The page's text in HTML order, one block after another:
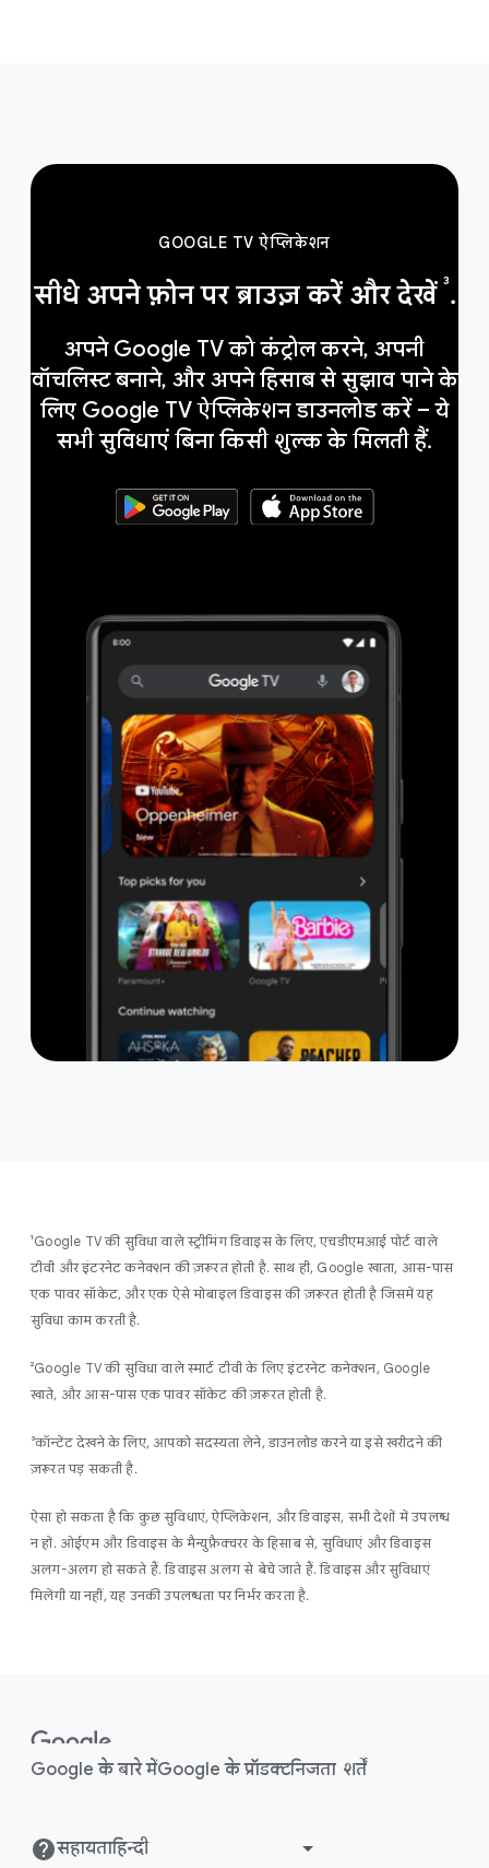
GOOGLE TV ऐप्लिकेशन
सीधे अपने फ़ोन पर ब्राउज़ करें और देखें 3.
अपने Google TV को कंट्रोल करने, अपनी
वॉचलिस्ट बनाने, और अपने हिसाब से सुझाव पाने के
लिए Google TV ऐप्लिकेशन डाउनलोड करें – ये
सभी सुविधाएं बिना किसी शुल्क के मिलती हैं.
¹Google TV की सुविधा वाले स्ट्रीमिंग डिवाइस के लिए, एचडीएमआई पोर्ट वाले
टीवी और इंटरनेट कनेक्शन की ज़रूरत होती है. साथ ही, Google खाता, आस-पास
एक पावर सॉकेट, और एक ऐसे मोबाइल डिवाइस की ज़रूरत होती है जिसमें यह
सुविधा काम करती है.
²Google TV की सुविधा वाले स्मार्ट टीवी के लिए इंटरनेट कनेक्शन, Google
खाते, और आस-पास एक पावर सॉकेट की ज़रूरत होती है.
³कॉन्टेंट देखने के लिए, आपको सदस्यता लेने, डाउनलोड करने या इसे खरीदने की
ज़रूरत पड़ सकती है.
ऐसा हो सकता है कि कुछ सुविधाएं, ऐप्लिकेशन, और डिवाइस, सभी देशों में उपलब्ध
न हों. ओईएम और डिवाइस के मैन्युफ़ैक्चरर के हिसाब से, सुविधाएं और डिवाइस
अलग-अलग हो सकते हैं. डिवाइस अलग से बेचे जाते हैं. डिवाइस और सुविधाएं
मिलेंगी या नहीं, यह उनकी उपलब्धता पर निर्भर करता है.
Google के बारे मेंGoogle के प्रॉडक्टनिजता शर्तें
सहायता